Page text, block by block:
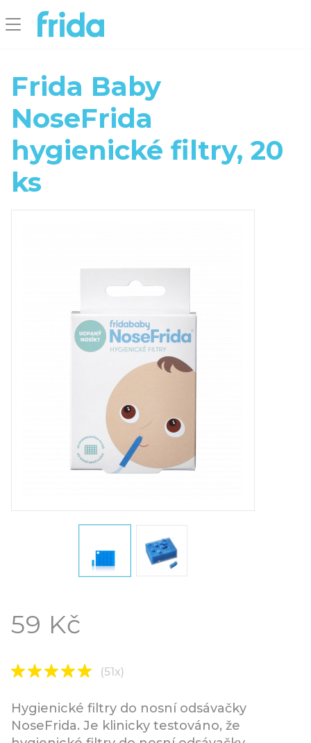
Frida Baby
NoseFrida
hygienické filtry, 20
ks
59 Kč
(51x)
Hygienické filtry do nosní odsávačky
NoseFrida. Je klinicky testováno, že